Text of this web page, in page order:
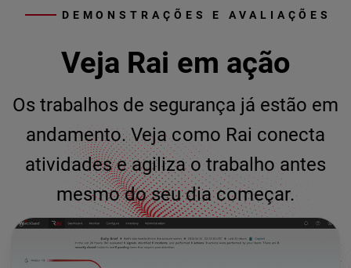
DEMONSTRAÇÕES E AVALIAÇÕES
Veja Rai em ação
Os trabalhos de segurança já estão em
andamento. Veja como Rai conecta
atividades e agiliza o trabalho antes
mesmo do seu dia começar.